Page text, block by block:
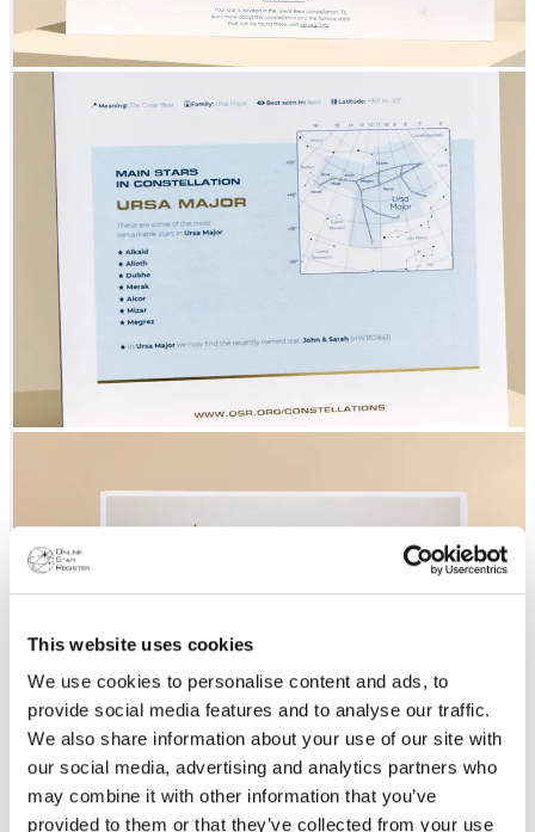
This website uses cookies
We use cookies to personalise content and ads, to
provide social media features and to analyse our traffic.
We also share information about your use of our site with
our social media, advertising and analytics partners who
may combine it with other information that you’ve
provided to them or that they’ve collected from your use